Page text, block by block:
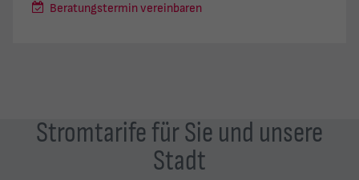
Beratungstermin vereinbaren
Stromtarife für Sie und unsere
Stadt